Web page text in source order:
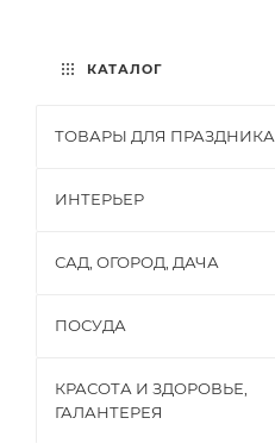
КАТАЛОГ
ТОВАРЫ ДЛЯ ПРАЗДНИКА
ИНТЕРЬЕР
САД, ОГОРОД, ДАЧА
ПОСУДА
КРАСОТА И ЗДОРОВЬЕ,
ГАЛАНТЕРЕЯ